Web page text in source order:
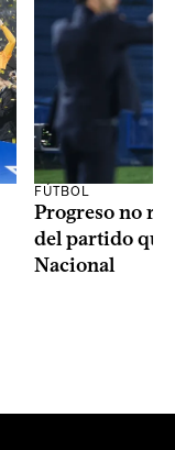
FÚTBOL
Progreso no
del partido
Nacional